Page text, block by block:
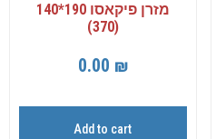
מזרן פיקאסו 190*140
(370)
0.00 ₪
Add to cart